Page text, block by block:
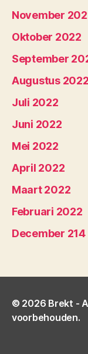
November
Oktober 2022
September
Augustus 2022
Juli 2022
Juni 2022
Mei 2022
April 2022
Maart 2022
Februari 2022
December 214
© 2026 Brekt -
voorbehouden.